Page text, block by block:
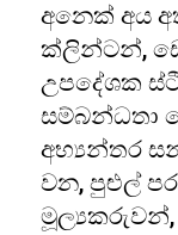
අනෙක් අය
ක්ලින්ටන්,
උපදේශක
සම්බන්ධතා
අභ්‍යන්තර
වන, පුළුල්